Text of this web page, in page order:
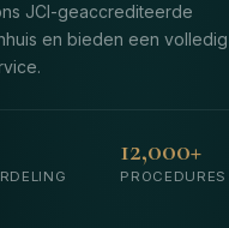
JCI-geaccrediteerde
en bieden een
12,000+
PROCEDURES